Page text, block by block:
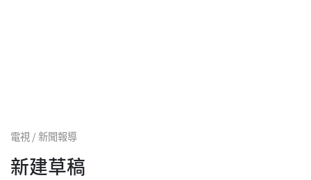
電視 / 新聞報導
新建草稿